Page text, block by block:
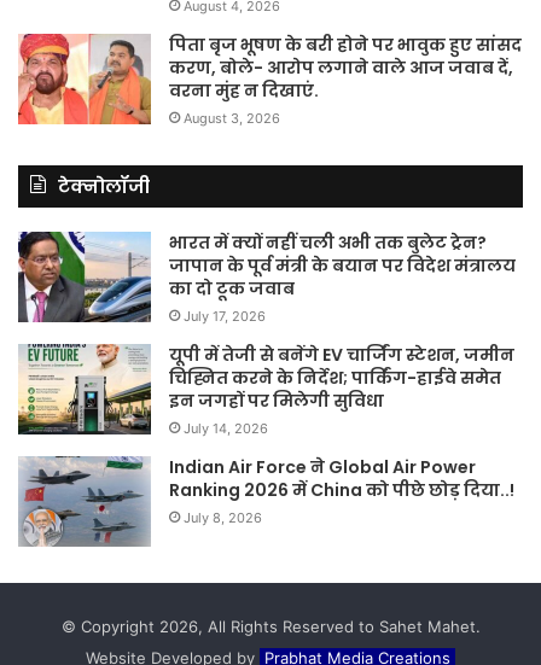
August 4, 2026
पिता बृज भूषण के बरी होने पर भावुक हुए सांसद
करण, बोले- आरोप लगाने वाले आज जवाब दें,
वरना मुंह न दिखाएं.
August 3, 2026
टेक्नोलॉजी
भारत में क्यों नहीं चली अभी तक बुलेट ट्रेन?
जापान के पूर्व मंत्री के बयान पर विदेश मंत्रालय
का दो टूक जवाब
July 17, 2026
यूपी में तेजी से बनेंगे EV चार्जिंग स्टेशन, जमीन
चिह्नित करने के निर्देश; पार्किंग-हाईवे समेत
इन जगहों पर मिलेगी सुविधा
July 14, 2026
Indian Air Force ने Global Air Power
Ranking 2026 में China को पीछे छोड़ दिया..!
July 8, 2026
© Copyright 2026, All Rights Reserved to Sahet Mahet.
Website Developed by Prabhat Media Creations